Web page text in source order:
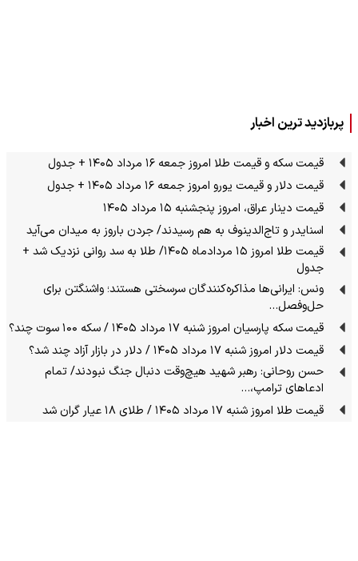
پربازدید ترین اخبار
قیمت سکه و قیمت طلا امروز جمعه ۱۶ مرداد ۱۴۰۵ + جدول
قیمت دلار و قیمت یورو امروز جمعه ۱۶ مرداد ۱۴۰۵ + جدول
قیمت دینار عراق، امروز پنجشنبه ۱۵ مرداد ۱۴۰۵
اسنایدر و تاج‌الدینوف به هم رسیدند/ جردن باروز به میدان می‌آید
قیمت طلا امروز ۱۵ مردادماه ۱۴۰۵/ طلا به سد روانی نزدیک شد +
جدول
ونس: ایرانی‌ها مذاکره‌کنندگان سرسختی هستند؛ واشنگتن برای
حل‌وفصل…
قیمت سکه پارسیان امروز شنبه ۱۷ مرداد ۱۴۰۵ / سکه ۱۰۰ سوت چند؟
قیمت دلار امروز شنبه ۱۷ مرداد ۱۴۰۵ / دلار در بازار آزاد چند شد؟
حسن روحانی: رهبر شهید هیچ‌وقت دنبال جنگ نبودند/ تمام
ادعاهای ترامپ،…
قیمت طلا امروز شنبه ۱۷ مرداد ۱۴۰۵ / طلای ۱۸ عیار گران شد